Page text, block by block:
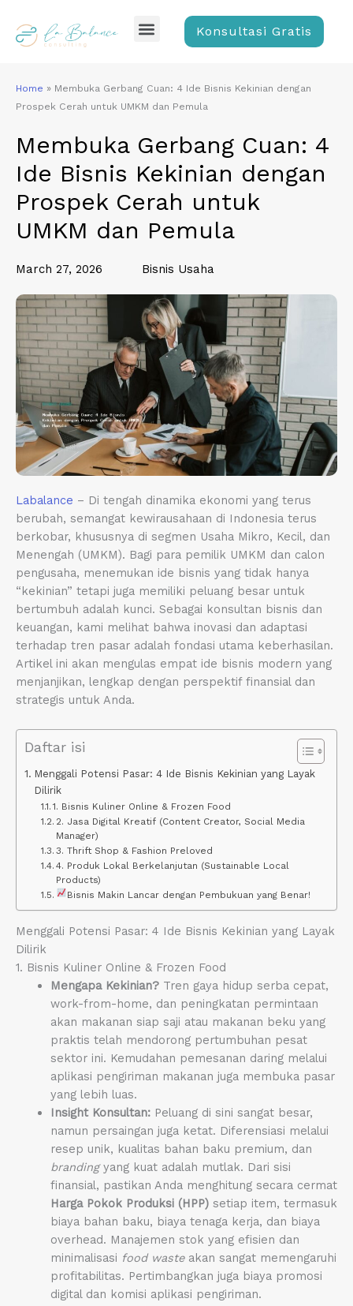
content
Menu Konsultasi Gratis
Home » Membuka Gerbang Cuan: 4 Ide Bisnis Kekinian dengan
Prospek Cerah untuk UMKM dan Pemula
Membuka Gerbang Cuan: 4
Ide Bisnis Kekinian dengan
Prospek Cerah untuk
UMKM dan Pemula
March 27, 2026 Bisnis Usaha
Labalance – Di tengah dinamika ekonomi yang terus
berubah, semangat kewirausahaan di Indonesia terus
berkobar, khususnya di segmen Usaha Mikro, Kecil, dan
Menengah (UMKM). Bagi para pemilik UMKM dan calon
pengusaha, menemukan ide bisnis yang tidak hanya
“kekinian” tetapi juga memiliki peluang besar untuk
bertumbuh adalah kunci. Sebagai konsultan bisnis dan
keuangan, kami melihat bahwa inovasi dan adaptasi
terhadap tren pasar adalah fondasi utama keberhasilan.
Artikel ini akan mengulas empat ide bisnis modern yang
menjanjikan, lengkap dengan perspektif finansial dan
strategis untuk Anda.
Daftar isi
Menggali Potensi Pasar: 4 Ide Bisnis Kekinian yang Layak
Dilirik
1. Bisnis Kuliner Online & Frozen Food
2. Jasa Digital Kreatif (Content Creator, Social Media
Manager)
3. Thrift Shop & Fashion Preloved
4. Produk Lokal Berkelanjutan (Sustainable Local
Products)
Bisnis Makin Lancar dengan Pembukuan yang Benar!
Menggali Potensi Pasar: 4 Ide Bisnis Kekinian yang Layak
Dilirik
1. Bisnis Kuliner Online & Frozen Food
Mengapa Kekinian?Tren gaya hidup serba cepat,
work-from-home, dan peningkatan permintaan
akan makanan siap saji atau makanan beku yang
praktis telah mendorong pertumbuhan pesat
sektor ini. Kemudahan pemesanan daring melalui
aplikasi pengiriman makanan juga membuka pasar
yang lebih luas.
Insight Konsultan:Peluang di sini sangat besar,
namun persaingan juga ketat. Diferensiasi melalui
resep unik, kualitas bahan baku premium, dan
brandingyang kuat adalah mutlak. Dari sisi
finansial, pastikan Anda menghitung secara cermat
Harga Pokok Produksi (HPP)setiap item, termasuk
biaya bahan baku, biaya tenaga kerja, dan biaya
overhead. Manajemen stok yang efisien dan
minimalisasi food wasteakan sangat memengaruhi
profitabilitas. Pertimbangkan juga biaya promosi
digital dan komisi aplikasi pengiriman.